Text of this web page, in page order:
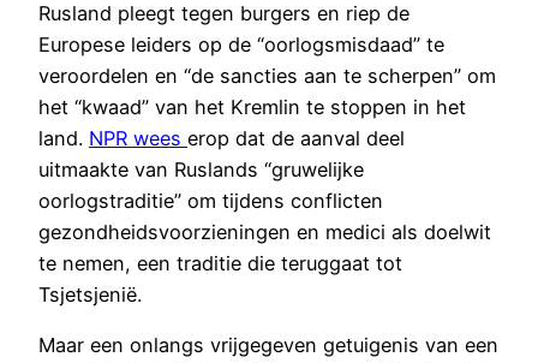
Rusland pleegt tegen burgers en riep de
Europese leiders op de “oorlogsmisdaad” te
veroordelen en “de sancties aan te scherpen” om
het “kwaad” van het Kremlin te stoppen in het
land. NPR wees erop dat de aanval deel
uitmaakte van Ruslands “gruwelijke
oorlogstraditie” om tijdens conflicten
gezondheidsvoorzieningen en medici als doelwit
te nemen, een traditie die teruggaat tot
Tsjetsjenië.
Maar een onlangs vrijgegeven getuigenis van een